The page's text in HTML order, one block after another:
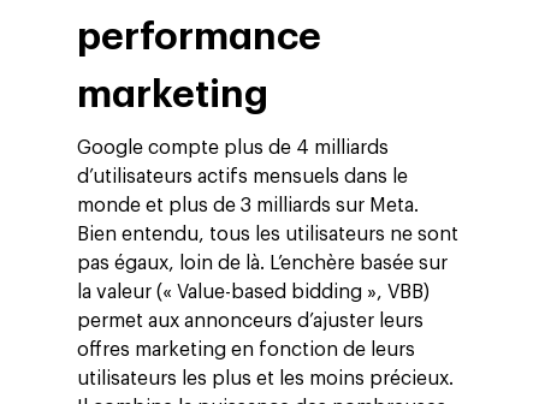
performance
marketing
Google compte plus de 4 milliards
d’utilisateurs actifs mensuels dans le
monde et plus de 3 milliards sur Meta.
Bien entendu, tous les utilisateurs ne sont
pas égaux, loin de là. L’enchère basée sur
la valeur (« Value-based bidding », VBB)
permet aux annonceurs d’ajuster leurs
offres marketing en fonction de leurs
utilisateurs les plus et les moins précieux.